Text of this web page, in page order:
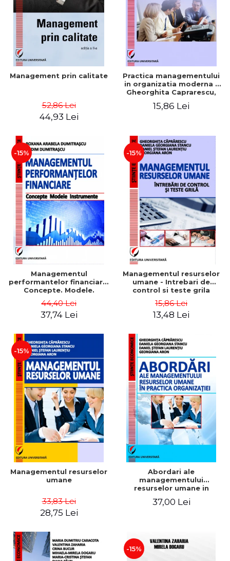
Management prin calitate
52,86 Lei
44,93 Lei
Practica managementului
in organizatia moderna -
Gheorghita Caprarescu,
Georgiana Aron
15,86 Lei
-15%
Managementul
performantelor financiare.
Concepte. Modele.
44,40 Lei
37,74 Lei
-15%
Managementul resurselor
umane - Intrebari de
control si teste grila
15,86 Lei
13,48 Lei
-15%
Managementul resurselor
umane
33,83 Lei
28,75 Lei
Abordari ale
managementului
resurselor umane in
37,00 Lei
-15%